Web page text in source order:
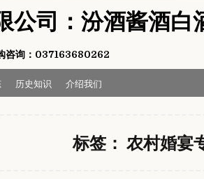
公司：汾酒酱酒白
咨询：037163680262
历史知识 介绍我们
标签： 农村婚宴